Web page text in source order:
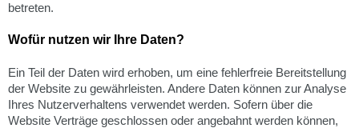
betreten.
Wofür nutzen wir Ihre Daten?
Ein Teil der Daten wird erhoben, um eine fehlerfreie Bereitstellung
der Website zu gewährleisten. Andere Daten können zur Analyse
Ihres Nutzerverhaltens verwendet werden. Sofern über die
Website Verträge geschlossen oder angebahnt werden können,